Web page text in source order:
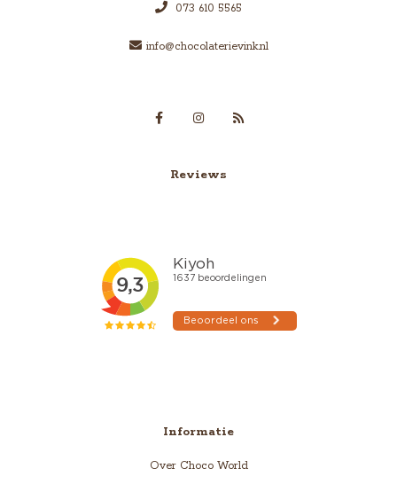
073 610 5565
info@chocolaterievink.nl
Reviews
Informatie
Over Choco World